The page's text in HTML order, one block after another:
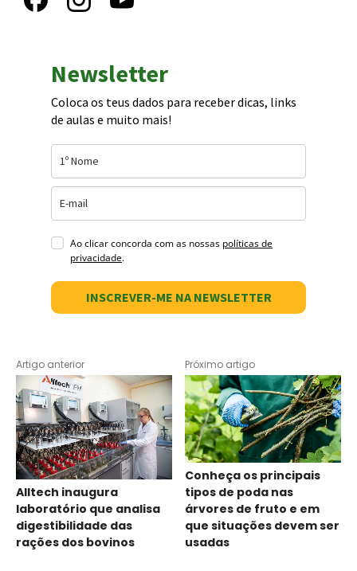
Newsletter
Coloca os teus dados para receber dicas, links
de aulas e muito mais!
Ao clicar concorda com as nossas políticas de
privacidade.
INSCREVER-ME NA NEWSLETTER
Artigo anterior
Alltech inaugura
laboratório que analisa
digestibilidade das
rações dos bovinos
Próximo artigo
Conheça os principais
tipos de poda nas
árvores de fruto e em
que situações devem ser
usadas